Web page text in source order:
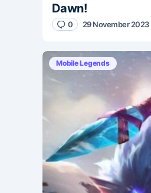
Dawn!
0 29 November 2023
Mobile Legends